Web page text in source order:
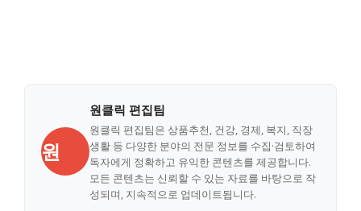
원
원클릭 편집팀
원클릭 편집팀은 상품추천, 건강, 경제, 복지, 직장
생활 등 다양한 분야의 전문 정보를 수집·검토하여
독자에게 정확하고 유익한 콘텐츠를 제공합니다.
모든 콘텐츠는 신뢰할 수 있는 자료를 바탕으로 작
성되며, 지속적으로 업데이트됩니다.